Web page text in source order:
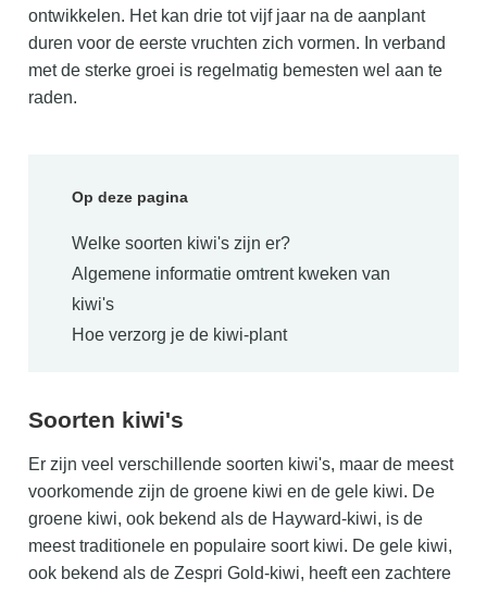
ontwikkelen. Het kan drie tot vijf jaar na de aanplant
duren voor de eerste vruchten zich vormen. In verband
met de sterke groei is regelmatig bemesten wel aan te
raden.
Op deze pagina
Welke soorten kiwi's zijn er?
Algemene informatie omtrent kweken van
kiwi's
Hoe verzorg je de kiwi-plant
Soorten kiwi's
Er zijn veel verschillende soorten kiwi's, maar de meest
voorkomende zijn de groene kiwi en de gele kiwi. De
groene kiwi, ook bekend als de Hayward-kiwi, is de
meest traditionele en populaire soort kiwi. De gele kiwi,
ook bekend als de Zespri Gold-kiwi, heeft een zachtere